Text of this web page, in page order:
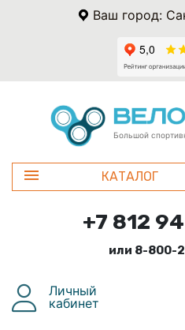
Ваш город:
Большой
КАТАЛОГ
+7 812
или 8-800-
Личный
кабинет